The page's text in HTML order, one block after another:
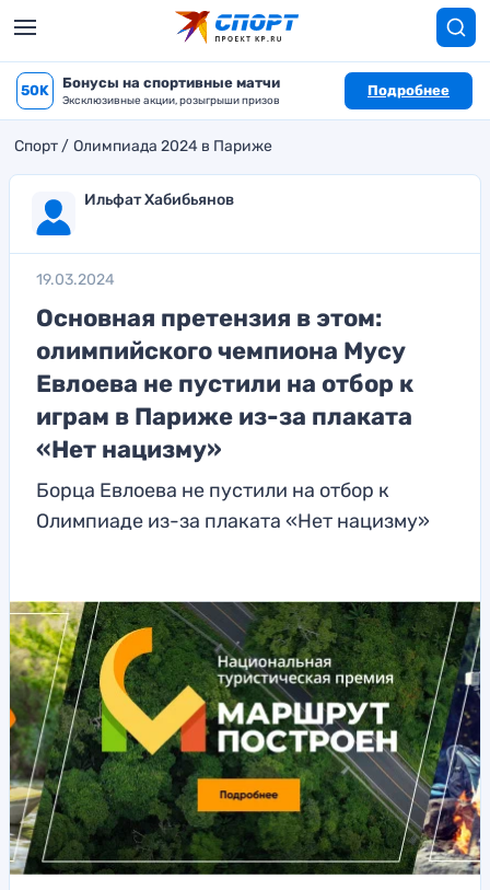
50K Бонусы на спортивные матчи
Эксклюзивные акции, розыгрыши призов
Подробнее
Спорт Олимпиада 2024 в Париже
Ильфат Хабибьянов
19.03.2024
Основная претензия в этом:
олимпийского чемпиона Мусу
Евлоева не пустили на отбор к
играм в Париже из-за плаката
«Нет нацизму»
Борца Евлоева не пустили на отбор к
Олимпиаде из-за плаката «Нет нацизму»